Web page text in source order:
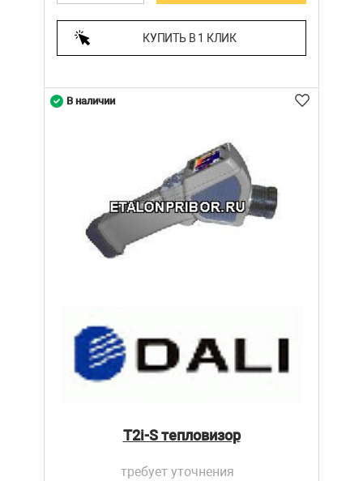
КУПИТЬ В 1 КЛИК
T2i-S тепловизор
требует уточнения
В наличии